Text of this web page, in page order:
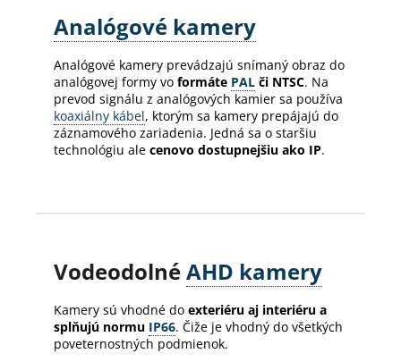
Analógové kamery
Analógové kamery prevádzajú snímaný obraz do
analógovej formy vo formáte PAL či NTSC. Na
prevod signálu z analógových kamier sa používa
koaxiálny kábel, ktorým sa kamery prepájajú do
záznamového zariadenia. Jedná sa o staršiu
technológiu ale cenovo dostupnejšiu ako IP.
VodeodolnéAHD kamery
Kamery sú vhodné do exteriéru aj interiéru a
splňujú normu IP66. Čiže je vhodný do všetkých
poveternostných podmienok.